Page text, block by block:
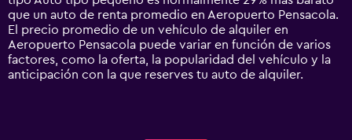
Y
axis
displaying
values.
Range:
0
que un auto de renta promedio en Aeropuerto Pensacola.
El precio promedio de un vehículo de alquiler en
Aeropuerto Pensacola puede variar en función de varios
factores, como la oferta, la popularidad del vehículo y la
anticipación con la que reserves tu auto de alquiler.